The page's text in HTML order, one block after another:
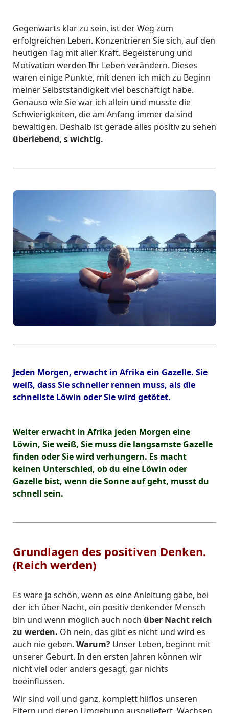
Gegenwarts klar zu sein, ist der Weg zum
erfolgreichen Leben. Konzentrieren Sie sich, auf den
heutigen Tag mit aller Kraft. Begeisterung und
Motivation werden Ihr Leben verändern. Dieses
waren einige Punkte, mit denen ich mich zu Beginn
meiner Selbstständigkeit viel beschäftigt habe.
Genauso wie Sie war ich allein und musste die
Schwierigkeiten, die am Anfang immer da sind
bewältigen. Deshalb ist gerade alles positiv zu sehen
überlebend, s wichtig.
Jeden Morgen, erwacht in Afrika ein Gazelle. Sie
weiß, dass Sie schneller rennen muss, als die
schnellste Löwin oder Sie wird getötet.
Weiter erwacht in Afrika jeden Morgen eine
Löwin, Sie weiß, Sie muss die langsamste Gazelle
finden oder Sie wird verhungern. Es macht
keinen Unterschied, ob du eine Löwin oder
Gazelle bist, wenn die Sonne auf geht, musst du
schnell sein.
Grundlagen des positiven Denken.
(Reich werden)
Es wäre ja schön, wenn es eine Anleitung gäbe, bei
der ich über Nacht, ein positiv denkender Mensch
bin und wenn möglich auch noch über Nacht reich
zu werden. Oh nein, das gibt es nicht und wird es
auch nie geben. Warum? Unser Leben, beginnt mit
unserer Geburt. In den ersten Jahren können wir
nicht viel oder anders gesagt, gar nichts
beeinflussen.
Wir sind voll und ganz, komplett hilflos unseren